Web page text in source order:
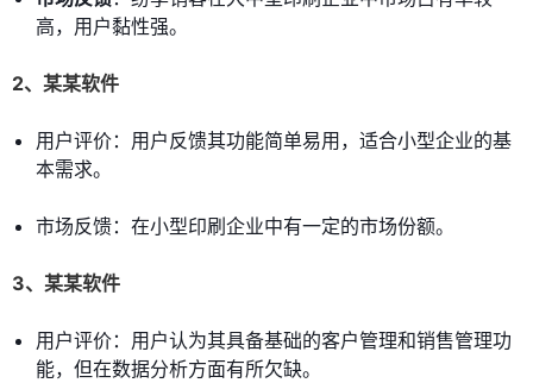
高，用户黏性强。
2、某某软件
用户评价：用户反馈其功能简单易用，适合小型企业的基
本需求。
市场反馈：在小型印刷企业中有一定的市场份额。
3、某某软件
用户评价：用户认为其具备基础的客户管理和销售管理功
能，但在数据分析方面有所欠缺。